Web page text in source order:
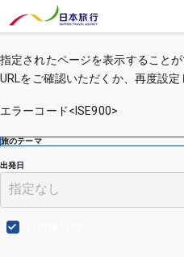
指定されたページを表示することが
URLをご確認いただくか、再度設定
エラーコード<ISE900>
出発日
旅のテーマ